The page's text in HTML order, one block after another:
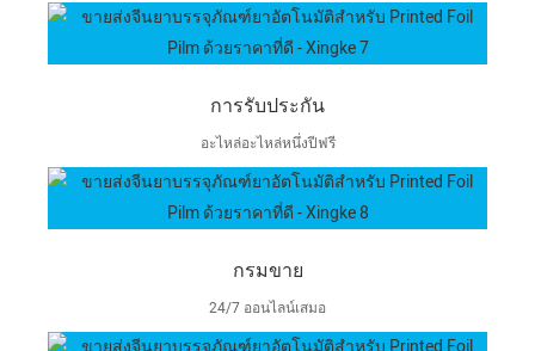
การรับประกัน
อะไหล่อะไหล่หนึ่งปีฟรี
กรมขาย
24/7 ออนไลน์เสมอ